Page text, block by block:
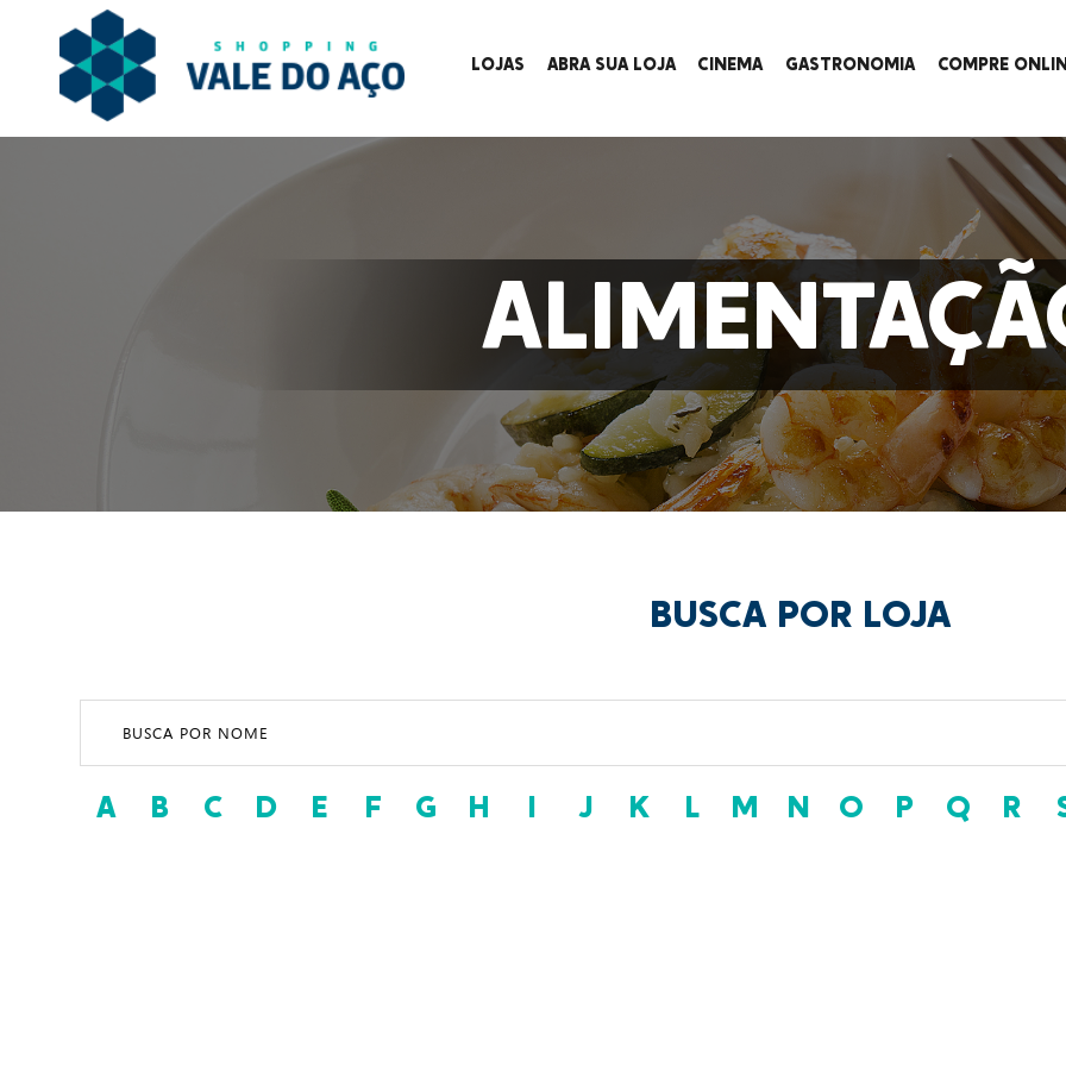
LOJAS ABRA SUA LOJA CINEMA GASTRONOMIA COMPRE
BUSCA POR LOJA
A B C D E F G H I J K L M N O P Q R